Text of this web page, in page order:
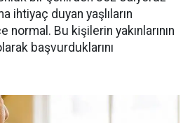
ihtiyaç duyan yaşlıların
normal. Bu kişilerin yakınlarının
başvurduklarını